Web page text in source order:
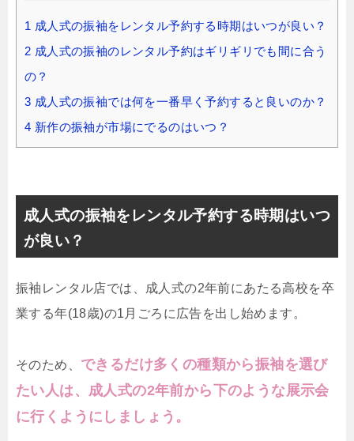
1 成人式の振袖をレンタル予約する時期はいつが良い？
2 成人式の振袖のレンタル予約はギリギリでも間に合う
の？
3 成人式の振袖では何を一番早く予約すると良いのか？
4 新作の振袖が市場にでるのはいつ？
成人式の振袖をレンタル予約する時期はいつ
が良い？
振袖レンタル店では、成人式の2年前にあたる高校を卒
業する年(18歳)の1月ごろに広告を出し始めます。
そのため、 できるだけ多くの種類から振袖を選び
たい人は、成人式の2年前から下のような展示会
に行くようにしましょう。